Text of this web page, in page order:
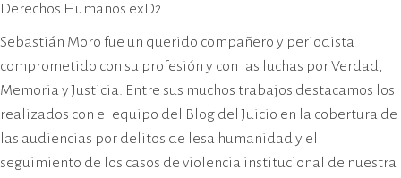
Derechos Humanos exD2.
Sebastián Moro fue un querido compañero y periodista
comprometido con su profesión y con las luchas por Verdad,
Memoria y Justicia. Entre sus muchos trabajos destacamos los
realizados con el equipo del Blog del Juicio en la cobertura de
las audiencias por delitos de lesa humanidad y el
seguimiento de los casos de violencia institucional de nuestra